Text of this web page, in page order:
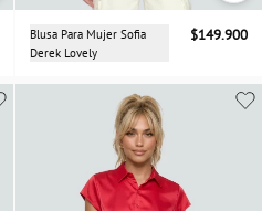
Blusa Para Mujer Sofia
Derek Lovely
$149.900